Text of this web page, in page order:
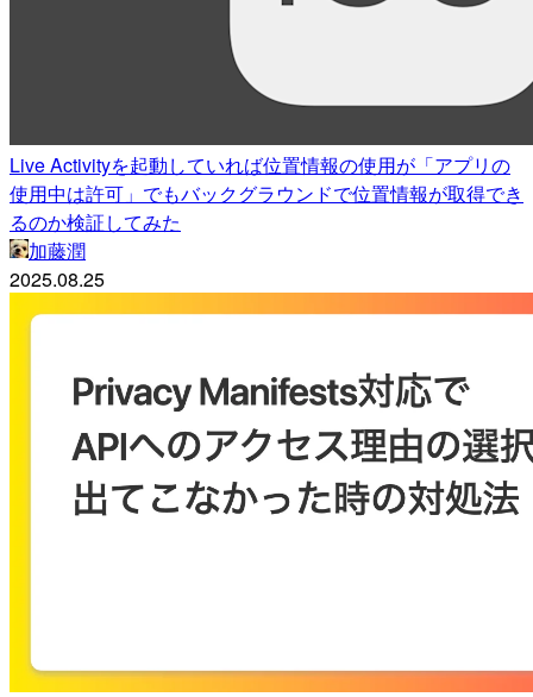
Live Activityを起動していれば位置情報の使用が「アプリの
使用中は許可」でもバックグラウンドで位置情報が取得でき
るのか検証してみた
加藤潤
2025.08.25